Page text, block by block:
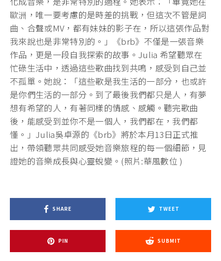
歐洲，唯一要考慮的是時差的挑戰，但這次不管是詞
曲、合聲或MV，都有妹妹的影子在，所以這張作品對
我來說也是非常特別的。」《brb》不僅是一張音樂
作品，更是一段自我探索的故事。Julia 希望聽眾在
忙碌生活中，透過這些歌曲找到共鳴，感受到自己並
不孤單。她說：「這些歌是我生活的一部分，也或許
是你們生活的一部分。到了最後我們都只是人，有夢
想有希望的人，有著同樣的情感、感觸。聽完歌曲
後，能感受到並你不是一個人，我們都在，我們都
懂。」Julia吳卓源的《brb》將於本月13日正式推
出，帶領聽眾共同感受她音樂旅程的每一個細節，見
證她的音樂成長與心靈蛻變。(照片:華風數位 )
SHARE TWEET
PIN SUBMIT